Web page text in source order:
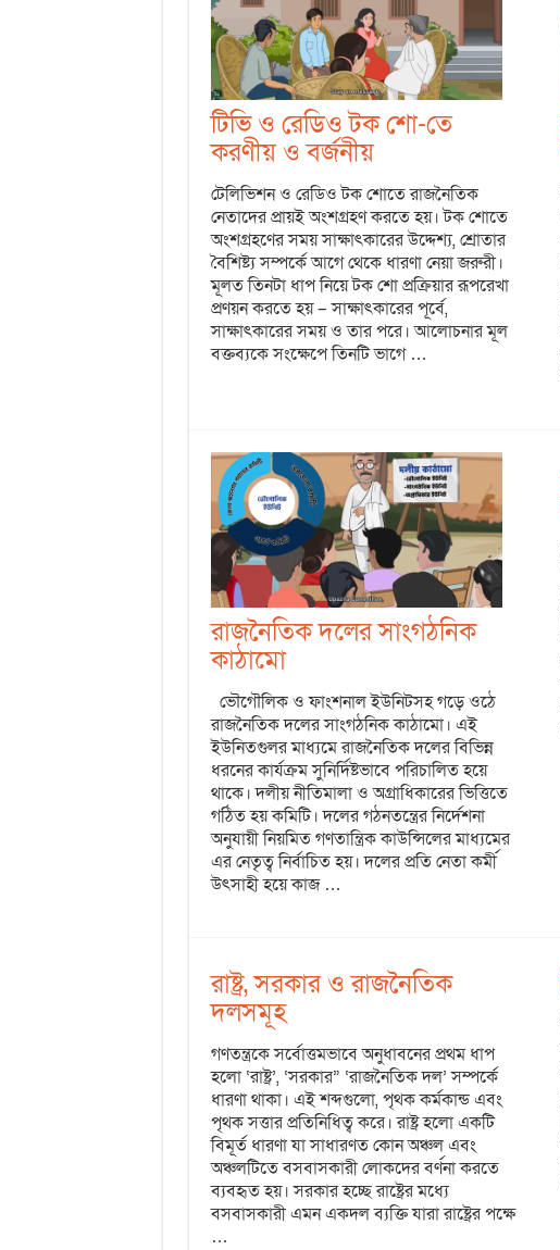
টিভি ও রেডিও টক শো-তে
করণীয় ও বর্জনীয়
টেলিভিশন ও রেডিও টক শোতে রাজনৈতিক
নেতাদের প্রায়ই অংশগ্রহণ করতে হয়। টক শোতে
অংশগ্রহণের সময় সাক্ষাৎকারের উদ্দেশ্য, শ্রোতার
বৈশিষ্ট্য সম্পর্কে আগে থেকে ধারণা নেয়া জরুরী।
মূলত তিনটা ধাপ নিয়ে টক শো প্রক্রিয়ার রূপরেখা
প্রণয়ন করতে হয় – সাক্ষাৎকারের পূর্বে,
সাক্ষাৎকারের সময় ও তার পরে। আলোচনার মূল
বক্তব্যকে সংক্ষেপে তিনটি ভাগে …
রাজনৈতিক দলের সাংগঠনিক
কাঠামো
ভৌগৌলিক ও ফাংশনাল ইউনিটসহ গড়ে ওঠে
রাজনৈতিক দলের সাংগঠনিক কাঠামো। এই
ইউনিতগুলর মাধ্যমে রাজনৈতিক দলের বিভিন্ন
ধরনের কার্যক্রম সুনির্দিষ্টভাবে পরিচালিত হয়ে
থাকে। দলীয় নীতিমালা ও অগ্রাধিকারের ভিত্তিতে
গঠিত হয় কমিটি। দলের গঠনতন্ত্রের নির্দেশনা
অনুযায়ী নিয়মিত গণতান্ত্রিক কাউন্সিলের মাধ্যমের
এর নেতৃত্ব নির্বাচিত হয়। দলের প্রতি নেতা কর্মী
উৎসাহী হয়ে কাজ …
রাষ্ট্র, সরকার ও রাজনৈতিক
দলসমূহ
গণতন্ত্রকে সর্বোত্তমভাবে অনুধাবনের প্রথম ধাপ
হলো ‘রাষ্ট্র’, ‘সরকার” ‘রাজনৈতিক দল’ সম্পর্কে
ধারণা থাকা। এই শব্দগুলো, পৃথক কর্মকান্ড এবং
পৃথক সত্তার প্রতিনিধিত্ব করে। রাষ্ট্র হলো একটি
বিমূর্ত ধারণা যা সাধারণত কোন অঞ্চল এবং
অঞ্চলটিতে বসবাসকারী লোকদের বর্ণনা করতে
ব্যবহৃত হয়। সরকার হচ্ছে রাষ্ট্রের মধ্যে
বসবাসকারী এমন একদল ব্যক্তি যারা রাষ্ট্রের পক্ষে
…